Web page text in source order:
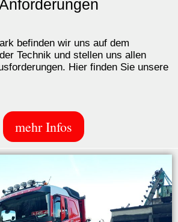
befinden wir uns auf dem
Technik und stellen uns allen
Hier finden Sie unsere
mehr Infos